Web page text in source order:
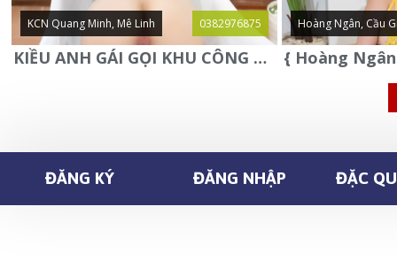
KCN Quang Minh, Mê Linh 0382976875
KIỀU ANH GÁI GỌI KHU CÔNG NGHIỆP QUANG MINH - MÊ LINH
Hoàng Ngân, Cầu
ĐĂNG KÝ ĐĂNG NHẬP ĐẶC